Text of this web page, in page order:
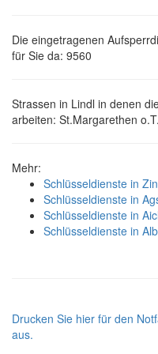
Die eingetragenen
für Sie da: 9560
Strassen in Lindl in denen
arbeiten: St.Margarethen o.T.
Mehr:
Schlüsseldienste in
Schlüsseldienste in
Schlüsseldienste in
Schlüsseldienste in
Drucken Sie hier für den
aus.